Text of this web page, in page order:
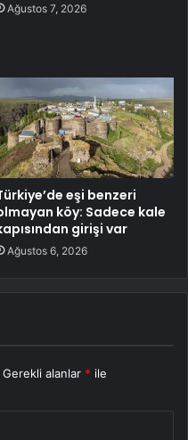
Ağustos 7, 2026
eşi benzeri
köy: Sadece kale
girişi var
Ağustos 6, 2026
Gerekli alanlar * ile